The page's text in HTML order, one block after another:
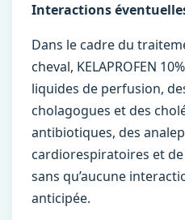
Interactions
Dans le cadre du
cheval, KELAPROFEN
liquides de perfusion,
cholagogues et des
antibiotiques, des
cardiorespiratoires et
sans qu’aucune
anticipée.